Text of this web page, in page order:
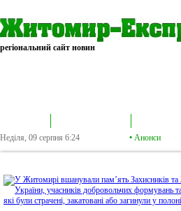
регіональний сайт новин
Неділя, 09 серпня 6:24 • Анонси